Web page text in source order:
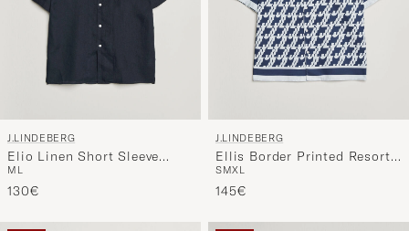
J.LINDEBERG
Elio Linen Short Sleeve
Shirt Navy
M L
130€
J.LINDEBERG
Ellis Border Printed Resort
Shirt Estate Blue
SMXL
145€